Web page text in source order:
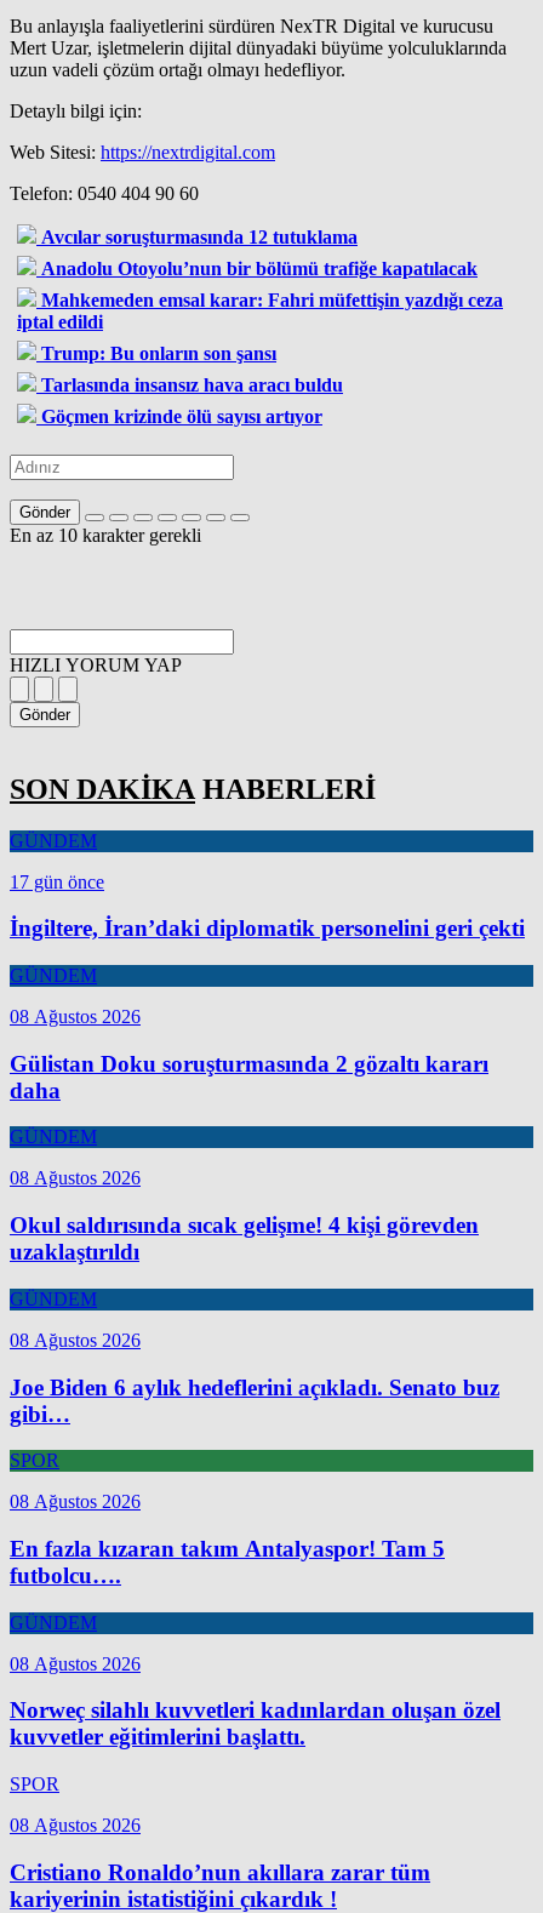
Bu anlayışla faaliyetlerini sürdüren NexTR Digital ve kurucusu
Mert Uzar, işletmelerin dijital dünyadaki büyüme yolculuklarında
uzun vadeli çözüm ortağı olmayı hedefliyor.
Detaylı bilgi için:
Web Sitesi: https://nextrdigital.com
Telefon: 0540 404 90 60
Avcılar soruşturmasında 12 tutuklama
Anadolu Otoyolu’nun bir bölümü trafiğe kapatılacak
Mahkemeden emsal karar: Fahri müfettişin yazdığı ceza
iptal edildi
Trump: Bu onların son şansı
Tarlasında insansız hava aracı buldu
Göçmen krizinde ölü sayısı artıyor
Gönder
En az 10 karakter gerekli
HIZLI YORUM YAP
Gönder
SON DAKİKA HABERLERİ
GÜNDEM
17 gün önce
İngiltere, İran’daki diplomatik personelini geri çekti
GÜNDEM
08 Ağustos 2026
Gülistan Doku soruşturmasında 2 gözaltı kararı
daha
GÜNDEM
08 Ağustos 2026
Okul saldırısında sıcak gelişme! 4 kişi görevden
uzaklaştırıldı
GÜNDEM
08 Ağustos 2026
Joe Biden 6 aylık hedeflerini açıkladı. Senato buz
gibi…
SPOR
08 Ağustos 2026
En fazla kızaran takım Antalyaspor! Tam 5
futbolcu….
GÜNDEM
08 Ağustos 2026
Norweç silahlı kuvvetleri kadınlardan oluşan özel
kuvvetler eğitimlerini başlattı.
SPOR
08 Ağustos 2026
Cristiano Ronaldo’nun akıllara zarar tüm
kariyerinin istatistiğini çıkardık !